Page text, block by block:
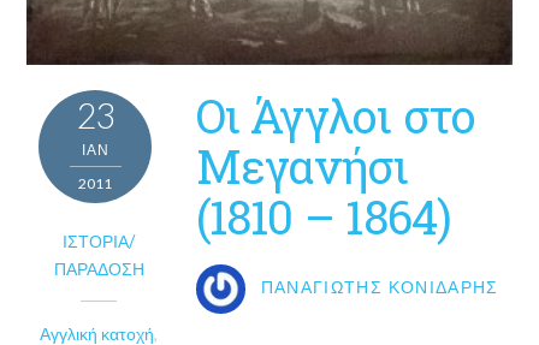
23
ΙΑΝ
2011
ΙΣΤΟΡΊΑ/
ΠΑΡΆΔΟΣΗ
Αγγλική κατοχή,
Οι Άγγλοι στο
Μεγανήσι
(1810 – 1864)
ΠΑΝΑΓΙΏΤΗΣ ΚΟΝΙΔΆΡΗΣ